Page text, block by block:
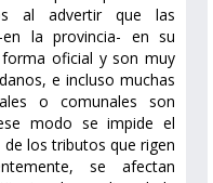
al advertir que las
en la provincia- en su
oficial y son muy
e incluso muchas
o comunales son
modo se impide el
los tributos que rigen
se afectan